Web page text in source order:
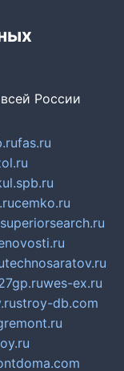
России
fas.ru
cemko.ru
superiorsearch.ru
technosaratov.ru
wes-ex.ru
stroy-db.com